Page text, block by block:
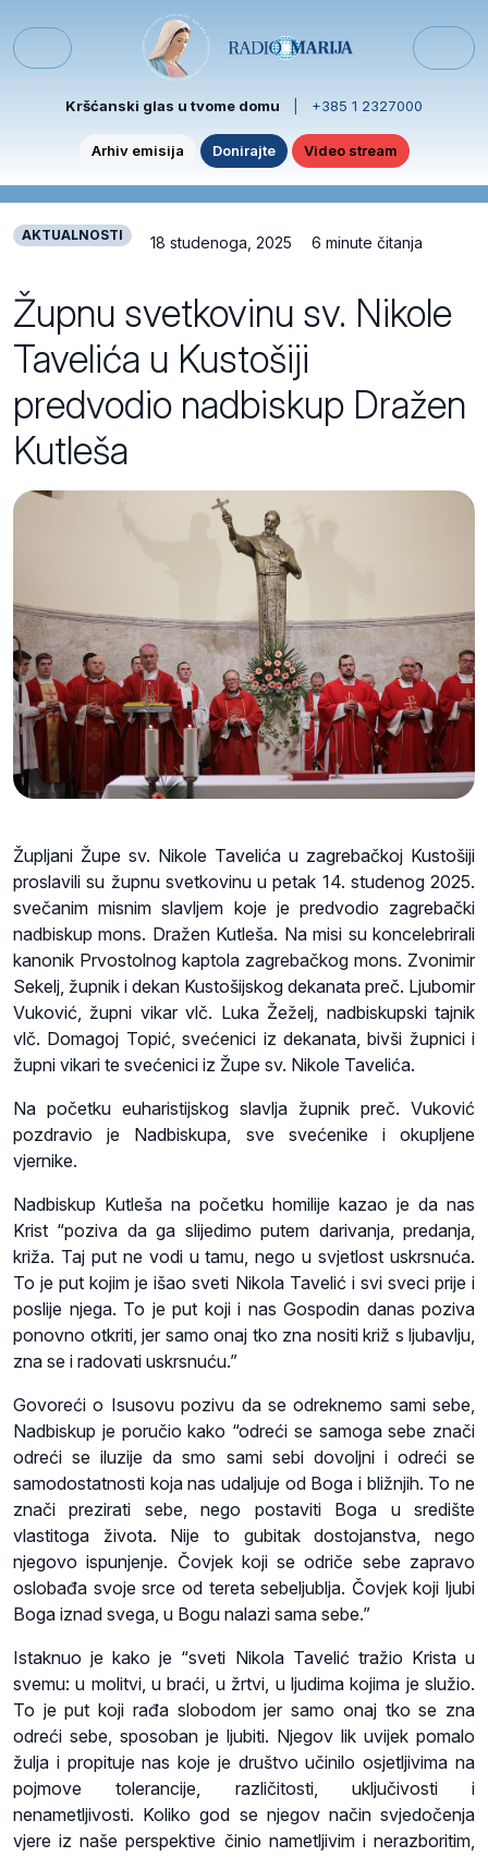
Menu
Kršćanski glas u tvome domu +385 1 2327000
Arhiv emisija Donirajte Video stream
AKTUALNOSTI 18 studenoga, 2025 6 minute čitanja
Župnu svetkovinu sv. Nikole
Tavelića u Kustošiji
predvodio nadbiskup Dražen
Kutleša
Župljani Župe sv. Nikole Tavelića u zagrebačkoj Kustošiji
proslavili su župnu svetkovinu u petak 14. studenog 2025.
svečanim misnim slavljem koje je predvodio zagrebački
nadbiskup mons. Dražen Kutleša. Na misi su koncelebrirali
kanonik Prvostolnog kaptola zagrebačkog mons. Zvonimir
Sekelj, župnik i dekan Kustošijskog dekanata preč. Ljubomir
Vuković, župni vikar vlč. Luka Žeželj, nadbiskupski tajnik
vlč. Domagoj Topić, svećenici iz dekanata, bivši župnici i
župni vikari te svećenici iz Župe sv. Nikole Tavelića.
Na početku euharistijskog slavlja župnik preč. Vuković
pozdravio je Nadbiskupa, sve svećenike i okupljene
vjernike.
Nadbiskup Kutleša na početku homilije kazao je da nas
Krist “poziva da ga slijedimo putem darivanja, predanja,
križa. Taj put ne vodi u tamu, nego u svjetlost uskrsnuća.
To je put kojim je išao sveti Nikola Tavelić i svi sveci prije i
poslije njega. To je put koji i nas Gospodin danas poziva
ponovno otkriti, jer samo onaj tko zna nositi križ s ljubavlju,
zna se i radovati uskrsnuću.”
Govoreći o Isusovu pozivu da se odreknemo sami sebe,
Nadbiskup je poručio kako “odreći se samoga sebe znači
odreći se iluzije da smo sami sebi dovoljni i odreći se
samodostatnosti koja nas udaljuje od Boga i bližnjih. To ne
znači prezirati sebe, nego postaviti Boga u središte
vlastitoga života. Nije to gubitak dostojanstva, nego
njegovo ispunjenje. Čovjek koji se odriče sebe zapravo
oslobađa svoje srce od tereta sebeljublja. Čovjek koji ljubi
Boga iznad svega, u Bogu nalazi sama sebe.”
Istaknuo je kako je “sveti Nikola Tavelić tražio Krista u
svemu: u molitvi, u braći, u žrtvi, u ljudima kojima je služio.
To je put koji rađa slobodom jer samo onaj tko se zna
odreći sebe, sposoban je ljubiti. Njegov lik uvijek pomalo
žulja i propituje nas koje je društvo učinilo osjetljivima na
pojmove tolerancije, različitosti, uključivosti i
nenametljivosti. Koliko god se njegov način svjedočenja
vjere iz naše perspektive činio nametljivim i nerazboritim,